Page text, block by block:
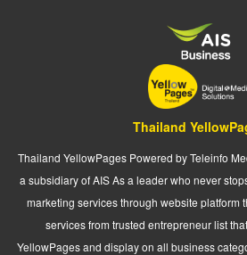
Thailand
Thailand YellowPages Powered by Teleinfo
a subsidiary of AIS As a leader who never
marketing services through website platform
services from trusted entrepreneur list
YellowPages and display on all business